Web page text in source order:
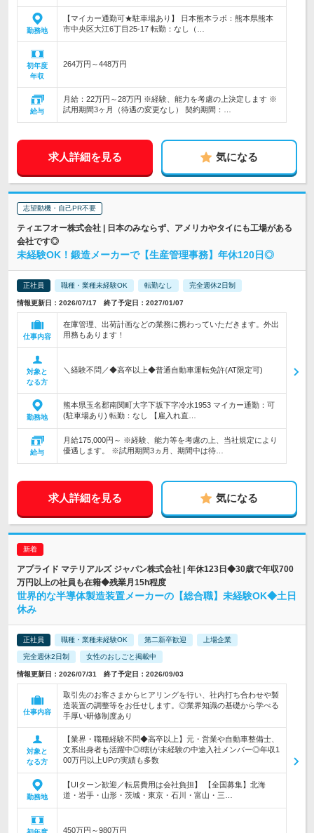
勤務地
【マイカー通勤可★駐車場あり】 日本熊本ラボ：熊本県熊本
市中央区大江6丁目25‐17 転勤：なし（…
初年度
年収
264万円～448万円
給与
月給：22万円～28万円 ※経験、能力を考慮の上決定します ※
試用期間3ヶ月（待遇の変更なし） 契約期間：…
求人詳細を見る 気になる
志望動機・自己PR不要
ティエフオー株式会社 | 日本のみならず、アメリカやタイにも工場がある
会社です◎
未経験OK！鍛造メーカーで【生産管理事務】年休120日◎
正社員 職種・業種未経験OK 転勤なし 完全週休2日制
情報更新日：2026/07/17 終了予定日：2027/01/07
仕事内容
在庫管理、出荷計画などの業務に携わっていただきます。外出
用務もあります！
対象と
なる方
＼経験不問／◆高卒以上◆普通自動車運転免許(AT限定可)
勤務地
熊本県玉名郡南関町大字下坂下字冷水1953 マイカー通勤：可
(駐車場あり) 転勤：なし 【雇入れ直…
給与
月給175,000円～ ※経験、能力等を考慮の上、当社規定により
優遇します。 ※試用期間3ヵ月、期間中は待…
求人詳細を見る 気になる
アプライド マテリアルズ ジャパン株式会社 | 年休123日◆30歳で年収700
万円以上の社員も在籍◆残業月15h程度
世界的な半導体製造装置メーカーの【総合職】未経験OK◆土日
休み
正社員 職種・業種未経験OK 第二新卒歓迎 上場企業
完全週休2日制 女性のおしごと掲載中
情報更新日：2026/07/31 終了予定日：2026/09/03
仕事内容
取引先のお客さまからヒアリングを行い、社内打ち合わせや製
造装置の調整等をお任せします。◎業界知識の基礎から学べる
手厚い研修制度あり
対象と
なる方
【業界・職種経験不問◆高卒以上】元・営業や自動車整備士、
文系出身者も活躍中◎8割が未経験の中途入社メンバー◎年収1
00万円以上UPの実績も多数
勤務地
【UIターン歓迎／転居費用は会社負担】 【全国募集】北海
道・岩手・山形・茨城・東京・石川・富山・三…
450万円～980万円